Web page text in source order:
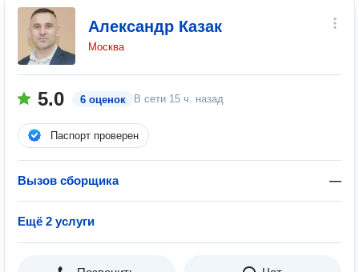
Александр Казак
Москва
5.0 6 оценок В сети 15 ч. назад
Паспорт проверен
Вызов сборщика —
Ещё 2 услуги